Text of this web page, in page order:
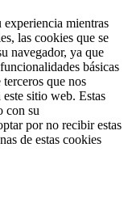
mientras
las cookies que se
navegador, ya que
básicas
que nos
sitio web. Estas
con su
por no recibir estas
de estas cookies